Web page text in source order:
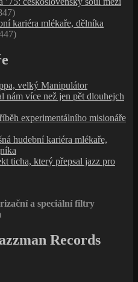
kariéra mlékaře, dělníka
velký Manipulátor
nám více než jen pět dlouhejch
experimentálního misionáře
hudební kariéra mlékaře,
ticha, který přepsal jazz pro
a speciální filtry
Records